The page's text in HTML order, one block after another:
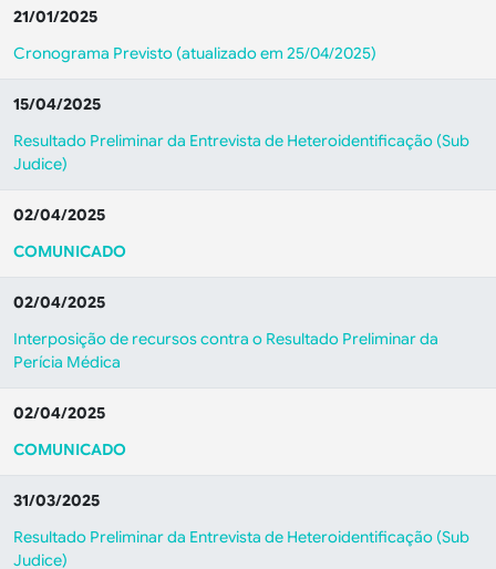
21/01/2025
Cronograma Previsto (atualizado em 25/04/2025)
15/04/2025
Resultado Preliminar da Entrevista de Heteroidentificação (Sub
Judice)
02/04/2025
COMUNICADO
02/04/2025
Interposição de recursos contra o Resultado Preliminar da
Perícia Médica
02/04/2025
COMUNICADO
31/03/2025
Resultado Preliminar da Entrevista de Heteroidentificação (Sub
Judice)